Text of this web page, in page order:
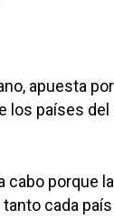
apuesta
los países
cabo porque
cada